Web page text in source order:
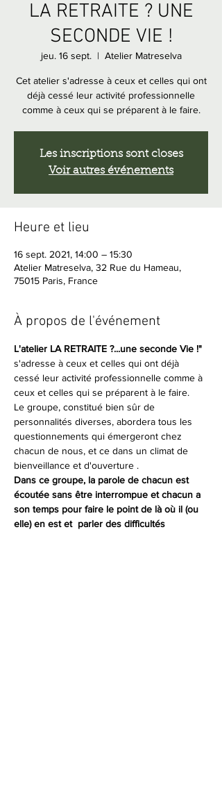
LA RETRAITE ? UNE
SECONDE VIE !
jeu. 16 sept.
  |
Atelier Matreselva
Cet atelier s'adresse à ceux et celles qui ont
déjà cessé leur activité professionnelle
comme à ceux qui se préparent à le faire.
Les inscriptions sont closes
Voir autres événements
Heure et lieu
16 sept. 2021, 14:00 – 15:30
Atelier Matreselva, 32 Rue du Hameau,
75015 Paris, France
À propos de l'événement
L'atelier LA RETRAITE ?...une seconde Vie !"
s'adresse à ceux et celles qui ont déjà
cessé leur activité professionnelle comme à
ceux et celles qui se préparent à le faire.
Le groupe, constitué bien sûr de
personnalités diverses, abordera tous les
questionnements qui émergeront chez
chacun de nous, et ce dans un climat de
bienveillance et d'ouverture .
Dans ce groupe, la parole de chacun est
écoutée sans être interrompue et chacun a
son temps pour faire le point de là où il (ou
elle) en est et  parler des difficultés